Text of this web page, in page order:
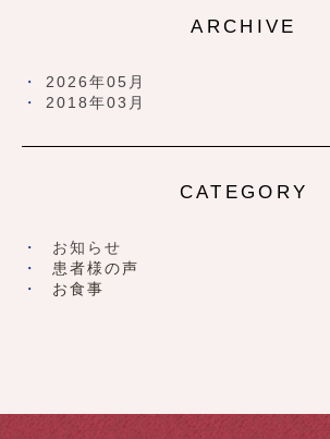
ARCHIVE
2026年05月
2018年03月
CATEGORY
お知らせ
患者様の声
お食事